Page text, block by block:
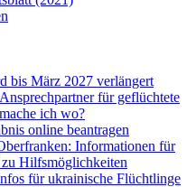
bis März 2027 verlängert
für geflüchtete
ich wo?
online beantragen
Informationen für
Hilfsmöglichkeiten
für ukrainische Flüchtlinge